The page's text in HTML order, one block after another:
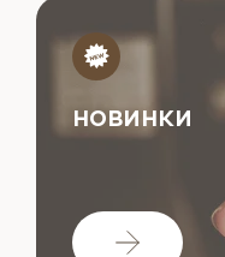
НОВИНКИ